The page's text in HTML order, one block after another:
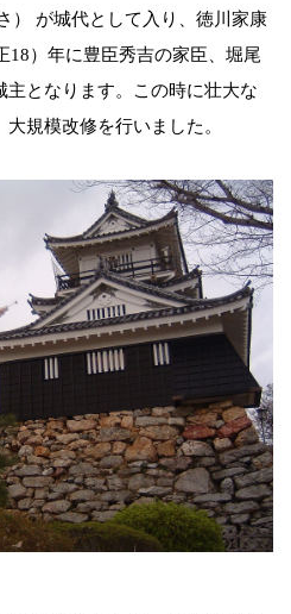
） が城代として入り、徳川家康
18）年に豊臣秀吉の家臣、堀尾
となります。この時に壮大な
規模改修を行いました。